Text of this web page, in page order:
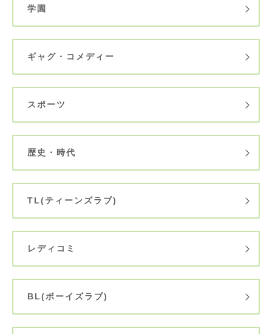
学園
ギャグ・コメディー
スポーツ
歴史・時代
TL(ティーンズラブ)
レディコミ
BL(ボーイズラブ)